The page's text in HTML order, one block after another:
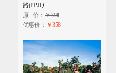
路)PPJQ
原 价： ￥398
优惠价： ￥358